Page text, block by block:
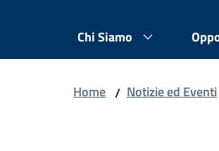
Chi Siamo
Home / Notizie ed Eventi